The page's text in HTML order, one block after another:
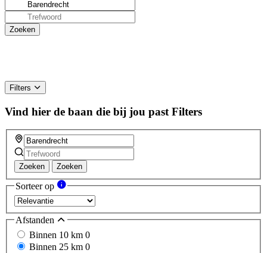
Filters
Vind hier de baan die bij jou past Filters
Zoeken Zoeken
Sorteer op
Afstanden
Binnen 10 km 0
Binnen 25 km 0